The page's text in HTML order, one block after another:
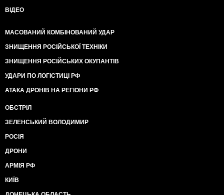
ВІДЕО
МАСОВАНИЙ КОМБІНОВАНИЙ УДАР
ЗНИЩЕННЯ РОСІЙСЬКОЇ ТЕХНІКИ
ЗНИЩЕННЯ РОСІЙСЬКИХ ОКУПАНТІВ
УДАРИ ПО ЛОГІСТИЦІ РФ
АТАКА ДРОНІВ НА РЕГІОНИ РФ
ОБСТРІЛ
ЗЕЛЕНСЬКИЙ ВОЛОДИМИР
РОСІЯ
ДРОНИ
АРМІЯ РФ
КИЇВ